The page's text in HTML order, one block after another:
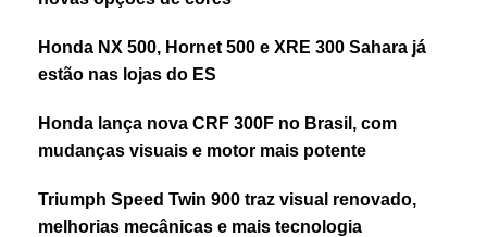
Honda NX 500, Hornet 500 e XRE 300 Sahara já
estão nas lojas do ES
Honda lança nova CRF 300F no Brasil, com
mudanças visuais e motor mais potente
Triumph Speed Twin 900 traz visual renovado,
melhorias mecânicas e mais tecnologia